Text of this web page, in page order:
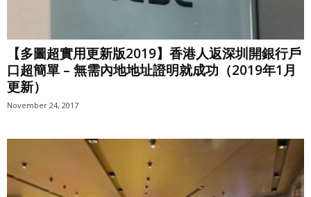
【多圖超實用更新版2019】香港人返深圳開銀行戶
口超簡單 – 無需內地地址證明就成功（2019年1月
更新）
November 24, 2017